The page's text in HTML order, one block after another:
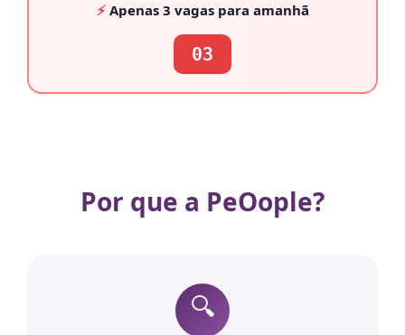
⚡Apenas 3 vagaspara amanhã
03
Por que a PeOople?
🔍